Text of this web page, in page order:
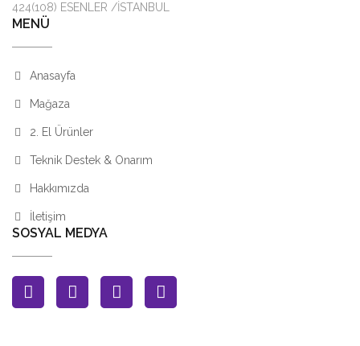
424(108) ESENLER /İSTANBUL
MENÜ
Anasayfa
Mağaza
2. El Ürünler
Teknik Destek & Onarım
Hakkımızda
İletişim
SOSYAL MEDYA